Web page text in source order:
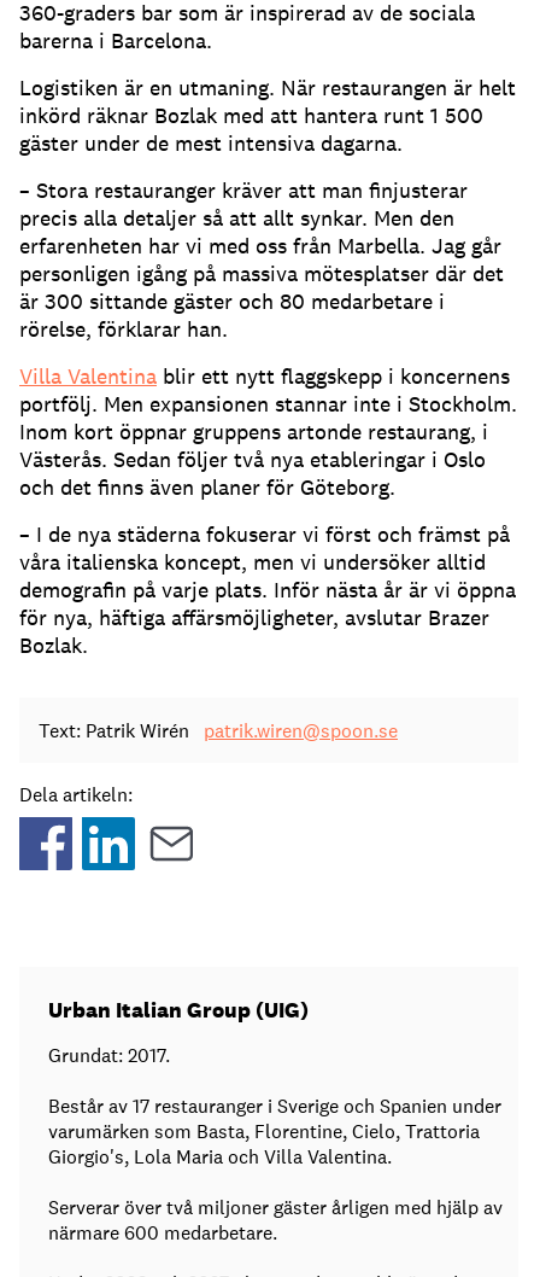
360-graders bar som är inspirerad av de sociala
barerna i Barcelona.
Logistiken är en utmaning. När restaurangen är helt
inkörd räknar Bozlak med att hantera runt 1 500
gäster under de mest intensiva dagarna.
– Stora restauranger kräver att man finjusterar
precis alla detaljer så att allt synkar. Men den
erfarenheten har vi med oss från Marbella. Jag går
personligen igång på massiva mötesplatser där det
är 300 sittande gäster och 80 medarbetare i
rörelse, förklarar han.
Villa Valentina blir ett nytt flaggskepp i koncernens
portfölj. Men expansionen stannar inte i Stockholm.
Inom kort öppnar gruppens artonde restaurang, i
Västerås. Sedan följer två nya etableringar i Oslo
och det finns även planer för Göteborg.
– I de nya städerna fokuserar vi först och främst på
våra italienska koncept, men vi undersöker alltid
demografin på varje plats. Inför nästa år är vi öppna
för nya, häftiga affärsmöjligheter, avslutar Brazer
Bozlak.
Text: Patrik Wirén patrik.wiren@spoon.se
Dela artikeln:
Urban Italian Group (UIG)
Grundat: 2017.
Består av 17 restauranger i Sverige och Spanien under
varumärken som Basta, Florentine, Cielo, Trattoria
Giorgio's, Lola Maria och Villa Valentina.
Serverar över två miljoner gäster årligen med hjälp av
närmare 600 medarbetare.